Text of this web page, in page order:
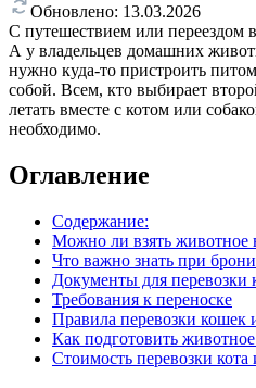
Обновлено: 13.03.2026
С путешествием или переездом
А у владельцев домашних
нужно куда-то пристроить
собой. Всем, кто выбирает
летать вместе с котом или
необходимо.
Оглавление
Содержание:
Можно ли взять животное
Что важно знать при
Документы для перевозки
Требования к переноске
Правила перевозки кошек
Как подготовить
Стоимость перевозки кота